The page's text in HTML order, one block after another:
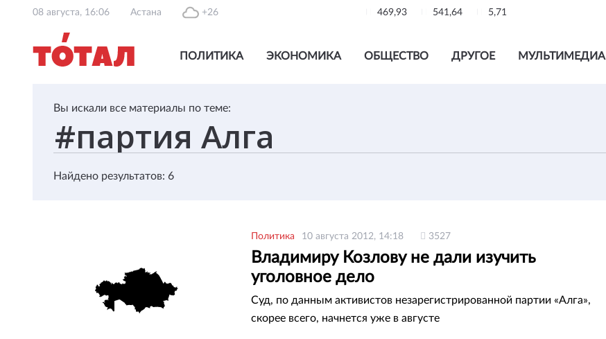
08 августа, 16:06 Астана +26 469,93 541,64 5,71
ПОЛИТИКА ЭКОНОМИКА ОБЩЕСТВО ДРУГОЕ МУЛЬТИМЕДИА
Вы искали все материалы по теме:
Найдено результатов: 6
Политика 10 августа 2012, 14:18 3527
Владимиру Козлову не дали изучить
уголовное дело
Суд, по данным активистов незарегистрированной партии «Алга»,
скорее всего, начнется уже в августе